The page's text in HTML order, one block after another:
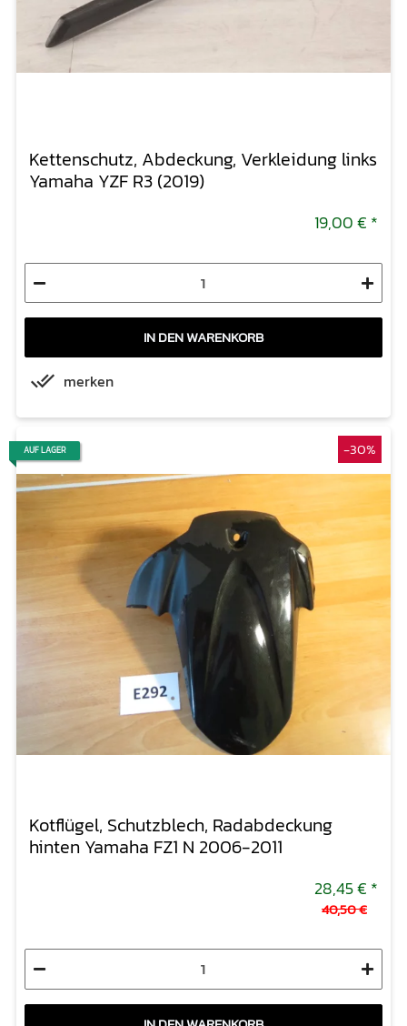
Kettenschutz, Abdeckung, Verkleidung links
Yamaha YZF R3 (2019)
19,00 € *
IN DEN WARENKORB
merken
-30%
AUF LAGER
Kotflügel, Schutzblech, Radabdeckung
hinten Yamaha FZ1 N 2006-2011
28,45 € *
40,50 €